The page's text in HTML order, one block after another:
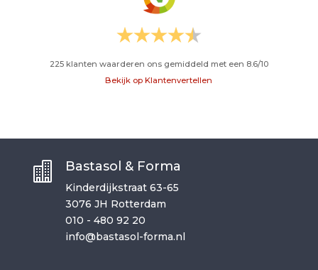
225klanten waarderen ons gemiddeld met een 8.6/10
Bekijk op Klantenvertellen
 Bastasol & Forma
Kinderdijkstraat 63-65
3076 JH Rotterdam
010 - 480 92 20
info@bastasol-forma.nl